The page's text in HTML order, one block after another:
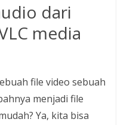
dari
media
file video sebuah
menjadi file
Ya, kita bisa